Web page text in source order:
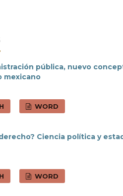
pública, nuevo
mexicano
WORD
Ciencia política y
WORD